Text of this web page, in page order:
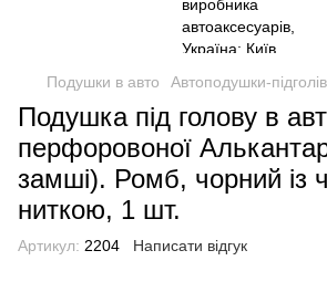
Подушки в авто Автоподушки-
Подушка під голову в
перфоровоної
замші). Ромб, чорний із
ниткою, 1 шт.
Артикул: 2204 Написати відгук